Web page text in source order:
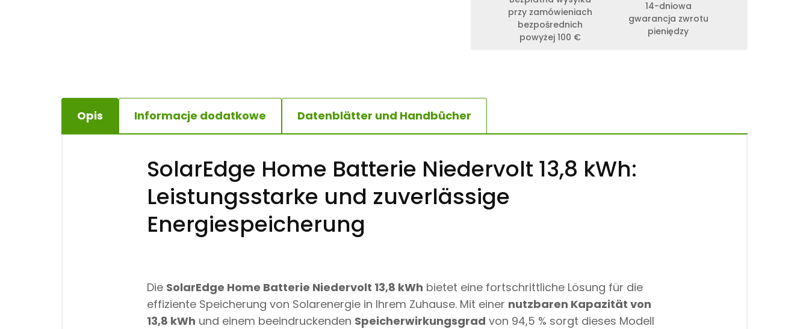
przy zamówieniach
bezpośrednich
powyżej 100 €
14-dniowa
gwarancja zwrotu
pieniędzy
Opis Informacje dodatkowe Datenblätter und Handbücher
SolarEdge Home Batterie Niedervolt 13,8 kWh:
Leistungsstarke und zuverlässige
Energiespeicherung
Die SolarEdge Home Batterie Niedervolt 13,8 kWh bietet eine fortschrittliche Lösung für die
effiziente Speicherung von Solarenergie in Ihrem Zuhause. Mit einer nutzbaren Kapazität von
13,8 kWh und einem beeindruckenden Speicherwirkungsgrad von 94,5 % sorgt dieses Modell